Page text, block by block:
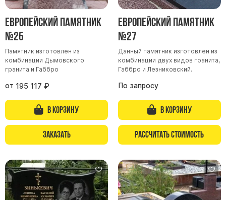
Памятники коричневые
Памятники серые
Памятники зеленые
Памятники из Дымовского гранита
Памятники из гранита Возрождение
Памятники из гранита Гранатовый Амфиболит
Памятники из гранита Сюскюянсаари
Памятники из гранита Балтик Грин
Памятники из гранита Покостовский
Памятники из гранита Лезниковский
Памятники из гранита Мансуровский
Памятники из гранита Масловский
Памятники из гранита Токовский
Европейский памятник
№25
Памятник изготовлен из
комбинации Дымовского
гранита и Габбро
от 195 117 ₽
В корзину
Заказать
Европейский памятник
№27
Данный памятник изготовлен из
комбинации двух видов гранита,
Габбро и Лезниковский.
По запросу
В корзину
Рассчитать стоимость